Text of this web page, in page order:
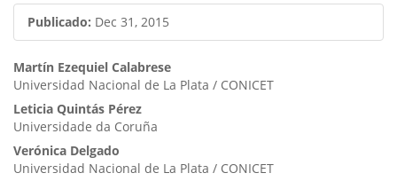
artículo
Publicado: Dec 31, 2015
Contenido
principal
del
artículo
Martín Ezequiel Calabrese
Universidad Nacional de La Plata / CONICET
Leticia Quintás Pérez
Universidade da Coruña
Verónica Delgado
Universidad Nacional de La Plata / CONICET